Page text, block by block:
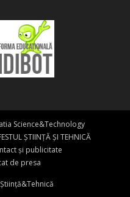
Science&Technology
ȘTIINȚĂ ȘI TEHNICĂ
și publicitate
de presa